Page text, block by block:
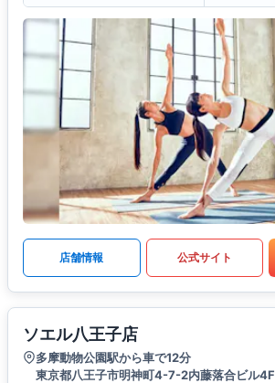
店舗情報 公式サイト
ソエル八王子店
多摩動物公園駅から車で12分
東京都八王子市明神町4-7-2内藤落合ビル4F